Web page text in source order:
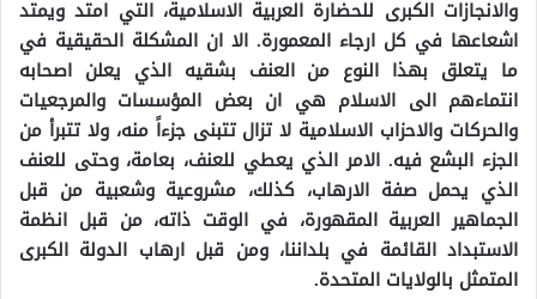
والانجازات الكبرى للحضارة العربية الاسلامية، التي امتد ويمتد
اشعاعها في كل ارجاء المعمورة. الا ان المشكلة الحقيقية في
ما يتعلق بهذا النوع من العنف بشقيه الذي يعلن اصحابه
انتماءهم الى الاسلام هي ان بعض المؤسسات والمرجعيات
والحركات والاحزاب الاسلامية لا تزال تتبنى جزءاً منه، ولا تتبرأ من
الجزء البشع فيه. الامر الذي يعطي للعنف، بعامة، وحتى للعنف
الذي يحمل صفة الارهاب، كذلك، مشروعية وشعبية من قبل
الجماهير العربية المقهورة، في الوقت ذاته، من قبل انظمة
الاستبداد القائمة في بلداننا، ومن قبل ارهاب الدولة الكبرى
المتمثل بالولايات المتحدة.